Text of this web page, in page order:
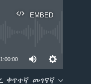
EMBED
1:00:00
ቀጥተኛ መገናኛ